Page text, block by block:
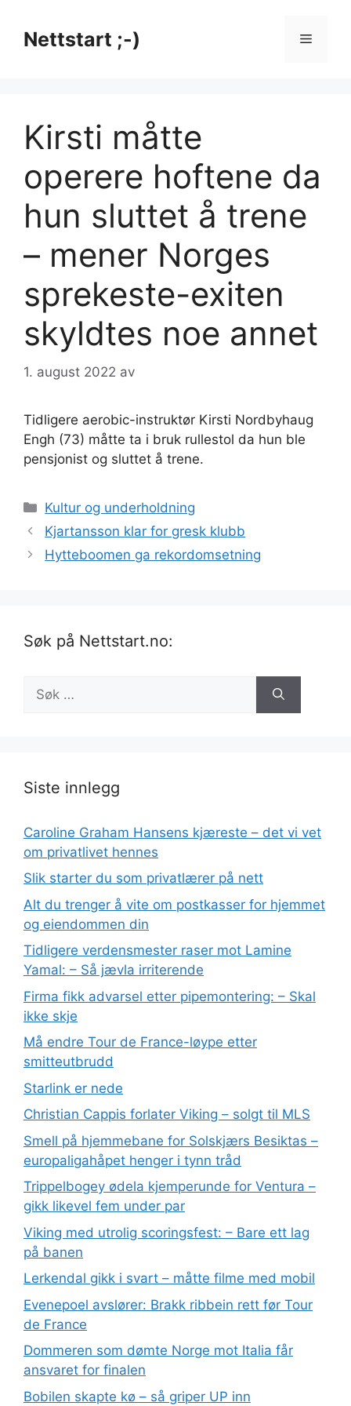
innholdNettstart ;-) Meny
Kirsti måtte
operere hoftene da
hun sluttet å trene
– mener Norges
sprekeste-exiten
skyldtes noe annet
1. august 2022 av
Tidligere aerobic-instruktør Kirsti Nordbyhaug
Engh (73) måtte ta i bruk rullestol da hun ble
pensjonist og sluttet å trene.
Kategorier
Kultur og underholdning
Kjartansson klar for gresk klubb
Hytteboomen ga rekordomsetning
Søk på Nettstart.no:
etter:
Siste innlegg
Caroline Graham Hansens kjæreste – det vi vet
om privatlivet hennes
Slik starter du som privatlærer på nett
Alt du trenger å vite om postkasser for hjemmet
og eiendommen din
Tidligere verdensmester raser mot Lamine
Yamal: – Så jævla irriterende
Firma fikk advarsel etter pipemontering: – Skal
ikke skje
Må endre Tour de France-løype etter
smitteutbrudd
Starlink er nede
Christian Cappis forlater Viking – solgt til MLS
Smell på hjemmebane for Solskjærs Besiktas –
europaligahåpet henger i tynn tråd
Trippelbogey ødela kjemperunde for Ventura –
gikk likevel fem under par
Viking med utrolig scoringsfest: – Bare ett lag
på banen
Lerkendal gikk i svart – måtte filme med mobil
Evenepoel avslører: Brakk ribbein rett før Tour
de France
Dommeren som dømte Norge mot Italia får
ansvaret for finalen
Bobilen skapte kø – så griper UP inn